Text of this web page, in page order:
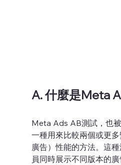
A. 什麼是Meta
Meta Ads AB測試，也
一種用來比較兩個或更
廣告）性能的方法。這
員同時展示不同版本的